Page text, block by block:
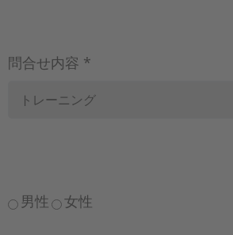
問合せ内容 *
男性 女性